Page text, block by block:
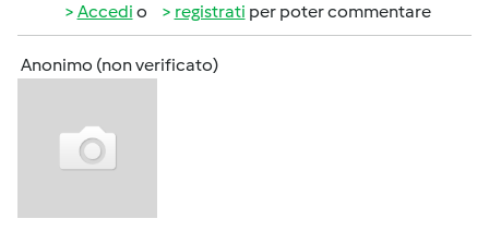
Accedi o registrati per poter commentare
Anonimo (non verificato)